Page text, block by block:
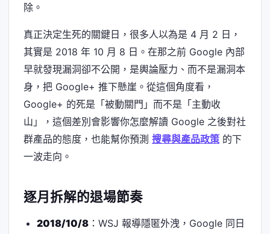
除。
真正決定生死的關鍵日，很多人以為是 4 月 2 日，
其實是 2018 年 10 月 8 日。在那之前 Google 內部
早就發現漏洞卻不公開，是輿論壓力、而不是漏洞本
身，把 Google+ 推下懸崖。從這個角度看，
Google+ 的死是「被動關門」而不是「主動收
山」，這個差別會影響你怎麼解讀 Google 之後對社
群產品的態度，也能幫你預測 搜尋與產品政策的下
一波走向。
逐月拆解的退場節奏
2018/10/8：WSJ 報導隱匿外洩，Google 同日